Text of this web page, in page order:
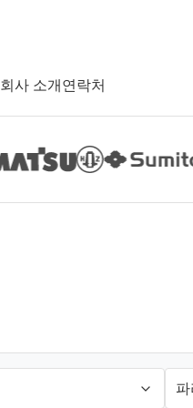
회사 소개 연락처